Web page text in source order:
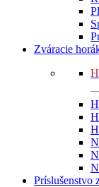
Zváracie
Príslušenstvo